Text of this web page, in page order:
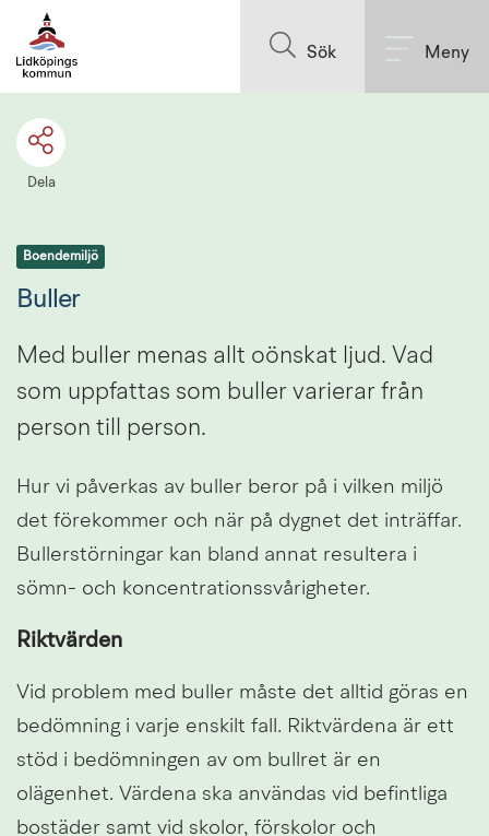
Sök Meny
Dela
Boendemiljö
Buller
Med buller menas allt oönskat ljud. Vad
som uppfattas som buller varierar från
person till person.
Hur vi påverkas av buller beror på i vilken miljö
det förekommer och när på dygnet det inträffar.
Bullerstörningar kan bland annat resultera i
sömn- och koncentrationssvårigheter.
Riktvärden
Vid problem med buller måste det alltid göras en
bedömning i varje enskilt fall. Riktvärdena är ett
stöd i bedömningen av om bullret är en
olägenhet. Värdena ska användas vid befintliga
bostäder samt vid skolor, förskolor och